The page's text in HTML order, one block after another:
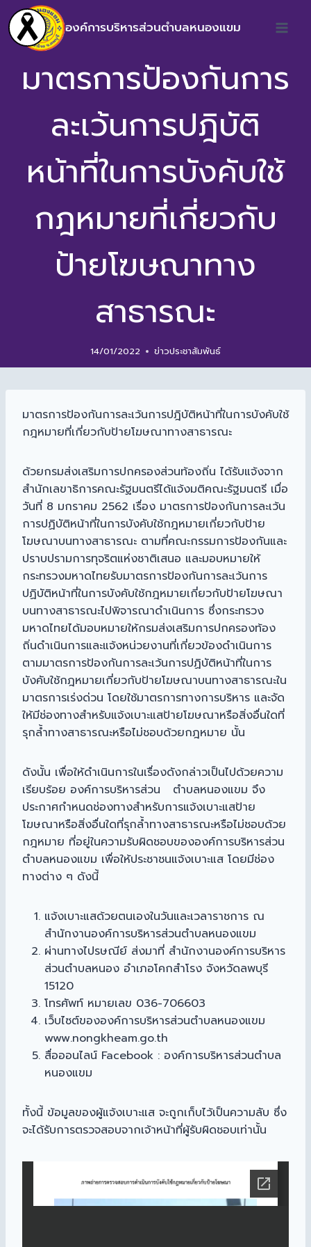
องค์การบริหารส่วนตำบลหนองแขม
มาตรการป้องกันการ
ละเว้นการปฎิบัติ
หน้าที่ในการบังคับใช้
กฎหมายที่เกี่ยวกับ
ป้ายโฆษณาทาง
สาธารณะ
14/01/2022 ข่าวประชาสัมพันธ์
มาตรการป้องกันการละเว้นการปฎิบัติหน้าที่ในการบังคับใช้
กฎหมายที่เกี่ยวกับป้ายโฆษณาทางสาธารณะ
ด้วยกรมส่งเสริมการปกครองส่วนท้องถิ่น ได้รับแจ้งจาก
สำนักเลขาธิการคณะรัฐมนตรีได้แจ้งมติคณะรัฐมนตรี เมื่อ
วันที่ 8 มกราคม 2562 เรื่อง มาตรการป้องกันการละเว้น
การปฏิบัติหน้าที่ในการบังคับใช้กฎหมายเกี่ยวกับป้าย
โฆษณาบนทางสาธารณะ ตามที่คณะกรรมการป้องกันและ
ปราบปรามการทุจริตแห่งชาติเสนอ และมอบหมายให้
กระทรวงมหาดไทยรับมาตรการป้องกันการละเว้นการ
ปฏิบัติหน้าที่ในการบังคับใช้กฎหมายเกี่ยวกับป้ายโฆษณา
บนทางสาธารณะไปพิจารณาดำเนินการ ซึ่งกระทรวง
มหาดไทยได้มอบหมายให้กรมส่งเสริมการปกครองท้อง
ถิ่นดำเนินการและแจ้งหน่วยงานที่เกี่ยวข้องดำเนินการ
ตามมาตรการป้องกันการละเว้นการปฏิบัติหน้าที่ในการ
บังคับใช้กฎหมายเกี่ยวกับป้ายโฆษณาบนทางสาธารณะใน
มาตรการเร่งด่วน โดยใช้มาตรการทางการบริหาร และจัด
ให้มีช่องทางสำหรับแจ้งเบาะแสป้ายโฆษณาหรือสิ่งอื่นใดที่
รุกล้ำทางสาธารณะหรือไม่ชอบด้วยกฎหมาย นั้น
ดังนั้น เพื่อให้ดำเนินการในเรื่องดังกล่าวเป็นไปด้วยความ
เรียบร้อย องค์การบริหารส่วน ตำบลหนองแขม จึง
ประกาศกำหนดช่องทางสำหรับการแจ้งเบาะแสป้าย
โฆษณาหรือสิ่งอื่นใดที่รุกล้ำทางสาธารณะหรือไม่ชอบด้วย
กฎหมาย ที่อยู่ในความรับผิดชอบขององค์การบริหารส่วน
ตำบลหนองแขม เพื่อให้ประชาชนแจ้งเบาะแส โดยมีช่อง
ทางต่าง ๆ ดังนี้
แจ้งเบาะแสด้วยตนเองในวันและเวลาราชการ ณ
สำนักงานองค์การบริหารส่วนตำบลหนองแขม
ผ่านทางไปรษณีย์ ส่งมาที่ สำนักงานองค์การบริหาร
ส่วนตำบลหนอง อำเภอโคกสำโรง จังหวัดลพบุรี
15120
โทรศัพท์ หมายเลข 036-706603
เว็บไซต์ขององค์การบริหารส่วนตำบลหนองแขม
www.nongkheam.go.th
สื่อออนไลน์ Facebook : องค์การบริหารส่วนตำบล
หนองแขม
ทั้งนี้ ข้อมูลของผู้แจ้งเบาะแส จะถูกเก็บไว้เป็นความลับ ซึ่ง
จะได้รับการตรวจสอบจากเจ้าหน้าที่ผู้รับผิดชอบเท่านั้น